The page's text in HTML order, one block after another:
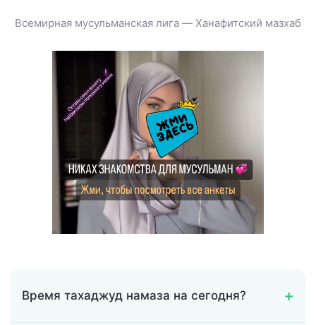
Всемирная мусульманская лига — Ханафитский мазхаб
Время тахаджуд намаза на сегодня?